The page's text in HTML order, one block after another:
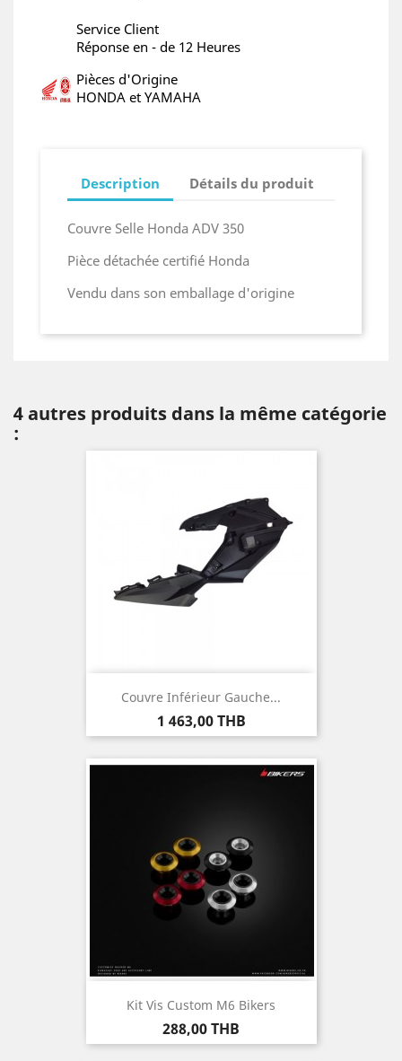
Service Client
Réponse en - de 12 Heures
Pièces d'Origine
HONDA et YAMAHA
Description Détails du produit
Couvre Selle Honda ADV 350
Pièce détachée certifié Honda
Vendu dans son emballage d'origine
4 autres produits dans la même catégorie
:
Couvre Inférieur Gauche...
Prix
1 463,00 THB
Kit Vis Custom M6 Bikers
Prix
288,00 THB